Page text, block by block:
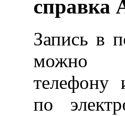
справка
Запись в
можно
телефону
по